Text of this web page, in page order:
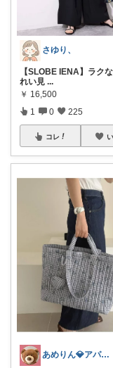
さゆり、
【SLOBE IENA】ラク
れい見 ...
￥ 16,500
1 0 225
コレ
あめりん💎アパレル♡グルメ♡インテリア